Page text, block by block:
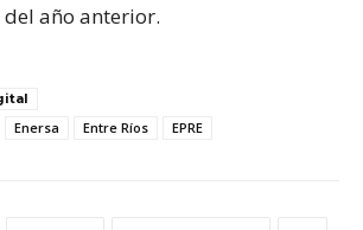
año anterior.
Enersa Entre Ríos EPRE